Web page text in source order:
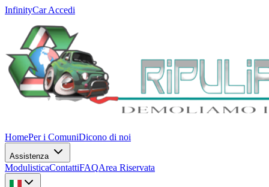
InfinityCarAccedi
HomePer i ComuniDicono di noi
Assistenza
ModulisticaContattiFAQArea Riservata